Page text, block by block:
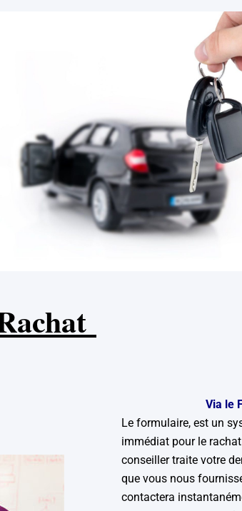
Via le
Le formulaire, est un
immédiat pour le
conseiller traite votre
que vous nous
contactera